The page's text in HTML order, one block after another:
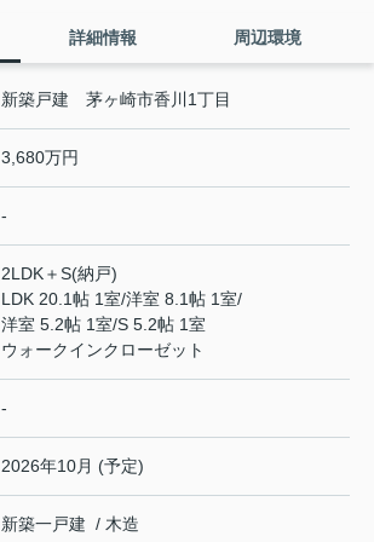
詳細情報 周辺環境
新築戸建 茅ヶ崎市香川1丁目
3,680万円
-
2LDK＋S(納戸)
LDK 20.1帖 1室/洋室 8.1帖 1室/
洋室 5.2帖 1室/S 5.2帖 1室
ウォークインクローゼット
-
2026年10月 (予定)
新築一戸建 / 木造